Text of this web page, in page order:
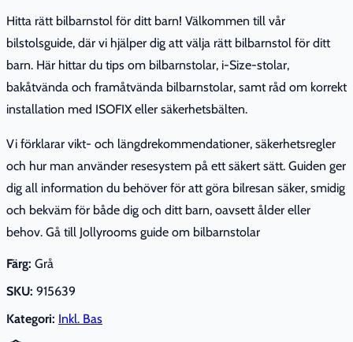
Hitta rätt bilbarnstol för ditt barn! Välkommen till vår
bilstolsguide, där vi hjälper dig att välja rätt bilbarnstol för ditt
barn. Här hittar du tips om bilbarnstolar, i-Size-stolar,
bakåtvända och framåtvända bilbarnstolar, samt råd om korrekt
installation med ISOFIX eller säkerhetsbälten.
Vi förklarar vikt- och längdrekommendationer, säkerhetsregler
och hur man använder resesystem på ett säkert sätt. Guiden ger
dig all information du behöver för att göra bilresan säker, smidig
och bekväm för både dig och ditt barn, oavsett ålder eller
behov. Gå till Jollyrooms guide om bilbarnstolar
Färg: Grå
SKU: 915639
Kategori: Inkl. Bas